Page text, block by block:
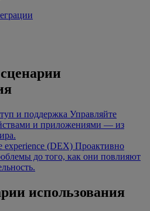
и поддержка Управляйте
и приложениями — из
experience (DEX) Проактивно
до того, как они повлияют
использования